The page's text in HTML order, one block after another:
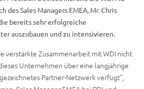
des Sales Managers EMEA, Mr. Chris
bereits sehr erfolgreiche
auszubauen und zu intensivieren.
verstärkte Zusammenarbeit mit WDI nicht
Unternehmen über eine langjährige
Partner-Netzwerk verfügt“,